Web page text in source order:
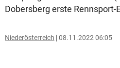
Dobersberg erste
Niederösterreich 08.11.2022 06:05